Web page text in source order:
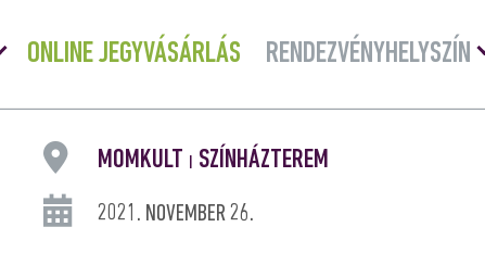
Menü
lenyitása
ONLINE JEGYVÁSÁRLÁS RENDEZVÉNYHELYSZÍN
MOMKULT SZÍNHÁZTEREM
2021. NOVEMBER 26.